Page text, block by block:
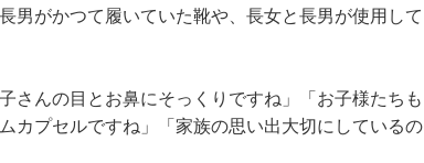
男がかつて履いていた靴や、長女と長男が使用して
さんの目とお鼻にそっくりですね」「お子様たちも
カプセルですね」「家族の思い出大切にしているの